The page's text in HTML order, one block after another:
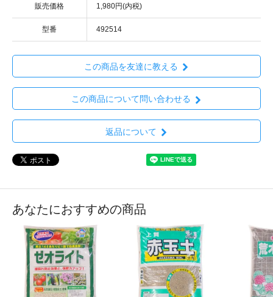
販売価格 1,980円(内税)
型番 492514
この商品を友達に教える
この商品について問い合わせる
返品について
あなたにおすすめの商品